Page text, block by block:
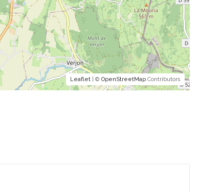
Leaflet| © OpenStreetMapContributors